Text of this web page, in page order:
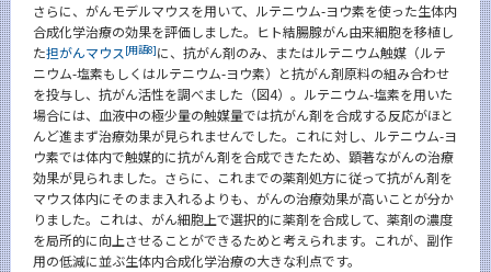
さらに、がんモデルマウスを用いて、ルテニウム-ヨウ素を使った生体内
合成化学治療の効果を評価しました。ヒト結腸腺がん由来細胞を移植し
た担がんマウス [用語8]に、抗がん剤のみ、またはルテニウム触媒（ルテ
ニウム-塩素もしくはルテニウム-ヨウ素）と抗がん剤原料の組み合わせ
を投与し、抗がん活性を調べました（図4）。ルテニウム-塩素を用いた
場合には、血液中の極少量の触媒量では抗がん剤を合成する反応がほと
んど進まず治療効果が見られませんでした。これに対し、ルテニウム-ヨ
ウ素では体内で触媒的に抗がん剤を合成できたため、顕著ながんの治療
効果が見られました。さらに、これまでの薬剤処方に従って抗がん剤を
マウス体内にそのまま入れるよりも、がんの治療効果が高いことが分か
りました。これは、がん細胞上で選択的に薬剤を合成して、薬剤の濃度
を局所的に向上させることができるためと考えられます。これが、副作
用の低減に並ぶ生体内合成化学治療の大きな利点です。